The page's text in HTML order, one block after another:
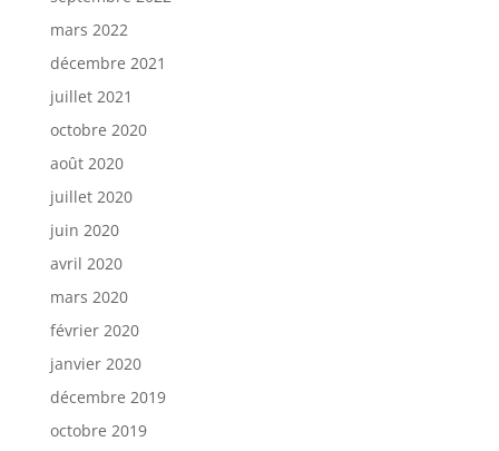
mars 2022
décembre 2021
juillet 2021
octobre 2020
août 2020
juillet 2020
juin 2020
avril 2020
mars 2020
février 2020
janvier 2020
décembre 2019
octobre 2019